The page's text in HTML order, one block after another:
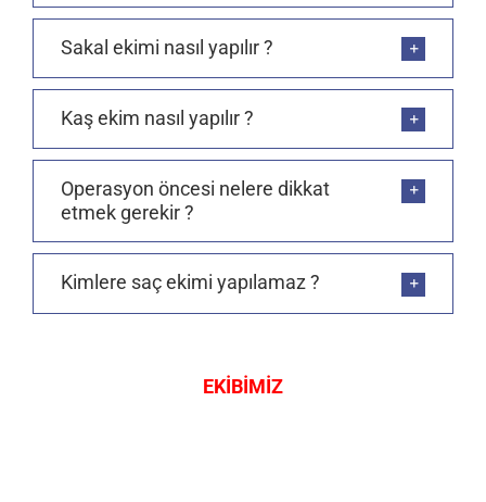
Sakal ekimi nasıl yapılır ?
Kaş ekim nasıl yapılır ?
Operasyon öncesi nelere dikkat
etmek gerekir ?
Kimlere saç ekimi yapılamaz ?
EKİBİMİZ